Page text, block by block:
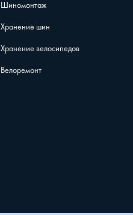
Шиномонтаж
Хранение шин
Хранение велосипедов
Велоремонт